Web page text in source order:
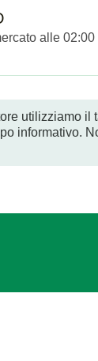
alle 02:00
utilizziamo il
informativo.